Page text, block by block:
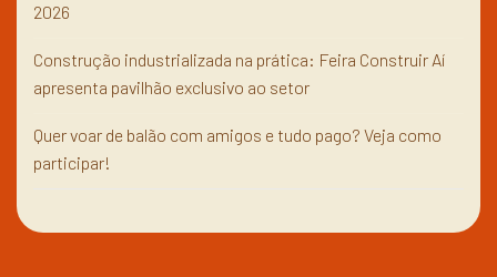
2026
Construção industrializada na prática: Feira Construir Aí
apresenta pavilhão exclusivo ao setor
Quer voar de balão com amigos e tudo pago? Veja como
participar!